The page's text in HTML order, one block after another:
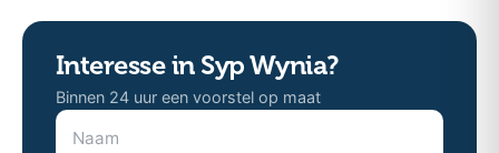
Interesse in Syp Wynia?
Binnen 24 uur een voorstel op maat